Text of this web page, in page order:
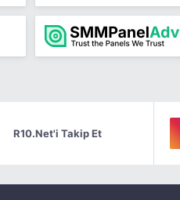
R10.Net'i Takip Et